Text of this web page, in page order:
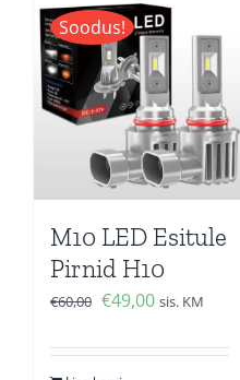
Soodus!
M10 LED Esitule
Pirnid H10
€60,00 Algne
oli:
€49,00Current
is:
sis. KM